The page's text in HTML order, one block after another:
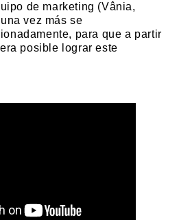
de marketing (Vânia,
vez más se
para que a partir
posible lograr este